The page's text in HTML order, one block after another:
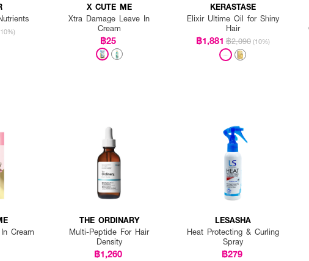
X CUTE ME
Xtra Damage Leave In
Cream
฿25
KERASTASE
Elixir Ultime Oil for Shiny
Hair
฿1,881 ฿2,090 (10%)
Cream
THE ORDINARY
Multi-Peptide For Hair
Density
฿1,260
LESASHA
Heat Protecting & Curling
Spray
฿279